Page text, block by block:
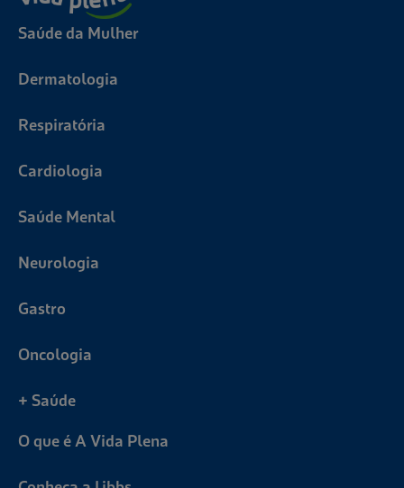
Saúde da Mulher
Dermatologia
Respiratória
Cardiologia
Saúde Mental
Neurologia
Gastro
Oncologia
+ Saúde
O que é A Vida Plena